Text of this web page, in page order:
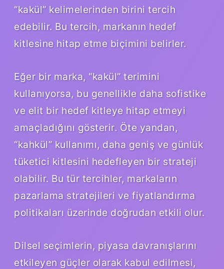
“kakül” kelimelerinden birini tercih
edebilir. Bu tercih, markanın hedef
kitlesine hitap etme biçimini belirler.
Eğer bir marka, “kakül” terimini
kullanıyorsa, bu genellikle daha sofistike
ve elit bir hedef kitleye hitap etmeyi
amaçladığını gösterir. Öte yandan,
“kahkül” kullanımı, daha geniş ve günlük
tüketici kitlesini hedefleyen bir strateji
olabilir. Bu tür tercihler, markaların
pazarlama stratejileri ve fiyatlandırma
politikaları üzerinde doğrudan etkili olur.
Dilsel seçimlerin, piyasa davranışlarını
etkileyen güçler olarak kabul edilmesi,